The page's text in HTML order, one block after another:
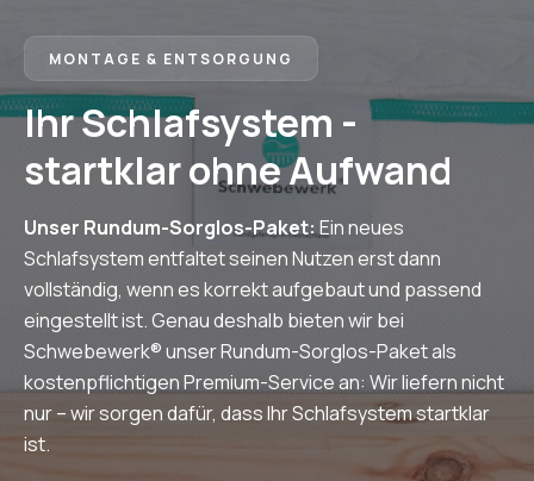
MONTAGE & ENTSORGUNG
Ihr Schlafsystem -
startklar ohne Aufwand
Unser Rundum-Sorglos-Paket:Ein neues
Schlafsystem entfaltet seinen Nutzen erst dann
vollständig, wenn es korrekt aufgebaut und passend
eingestellt ist. Genau deshalb bieten wir bei
Schwebewerk® unser Rundum-Sorglos-Paket als
kostenpflichtigen Premium-Service an: Wir liefern nicht
nur – wir sorgen dafür, dass Ihr Schlafsystem startklar
ist.